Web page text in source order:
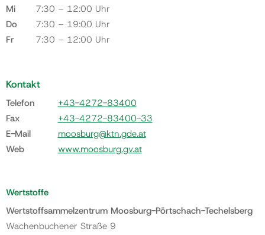
Mi
7:30 – 12:00 Uhr
Do
7:30 – 19:00 Uhr
Fr
7:30 – 12:00 Uhr
Kontakt
Telefon
+43-4272-83400
Fax
+43-4272-83400-33
E-Mail
moosburg@ktn.gde.at
Web
www.moosburg.gv.at
Wertstoffe
Wertstoffsammelzentrum Moosburg-Pörtschach-Techelsberg
Wachenbuchener Straße 9